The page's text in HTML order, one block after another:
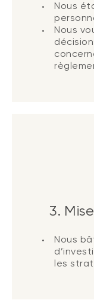
Nous
Nous
3.
Nous
les